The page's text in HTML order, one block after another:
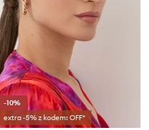
-10%
extra -5% z kodem: OFF*